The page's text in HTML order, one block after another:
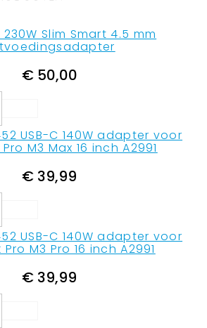
230W Slim Smart 4.5 mm
€50,00
USB-C 140W adapter voor
M3 Max 16 inch A2991
€ 39,99
USB-C 140W adapter voor
M3 Pro 16 inch A2991
€ 39,99